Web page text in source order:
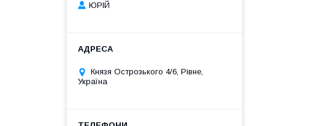
ЮРІЙ
Князя Острозького 4/6, Рівне,
Україна